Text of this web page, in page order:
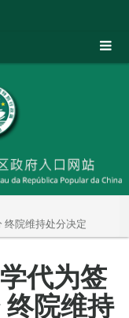
终院维持处分决定
代为签
院维持